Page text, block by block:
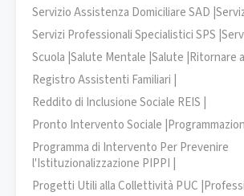
Servizio Assistenza Domiciliare SAD |
Servizi Professionali Specialistici SPS |
Scuola | Salute Mentale | Salute | Ritornare a
Registro Assistenti Familiari |
Reddito di Inclusione Sociale REIS |
Pronto Intervento Sociale |
Programma di Intervento Per Prevenire
l'Istituzionalizzazione PIPPI |
Progetti Utili alla Collettività PUC |